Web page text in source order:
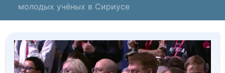
молодых учёных в Сириусе